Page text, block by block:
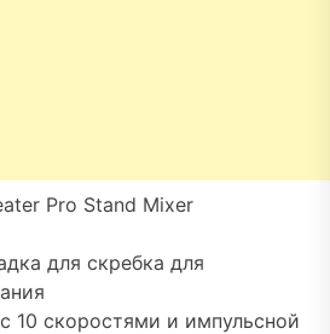
Pro Stand Mixer
для скребка для
10 скоростями и импульсной